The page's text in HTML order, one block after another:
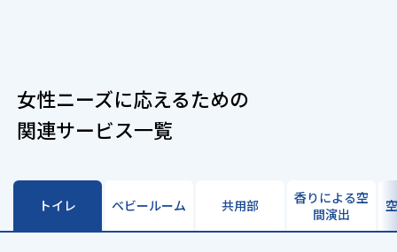
女性ニーズに応えるための
関連サービス一覧
トイレ ベビールーム 共用部
香りによる空
間演出